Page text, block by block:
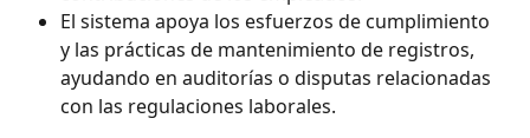
El sistema apoya los esfuerzos de cumplimiento
y las prácticas de mantenimiento de registros,
ayudando en auditorías o disputas relacionadas
con las regulaciones laborales.